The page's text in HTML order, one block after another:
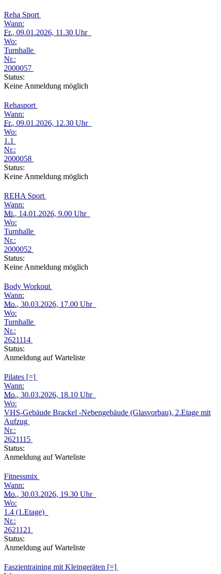
Reha Sport
Wann:
Fr., 09.01.2026, 11.30 Uhr
Wo:
Turnhalle
Nr.:
2000057
Status:
Keine Anmeldung möglich
Rehasport
Wann:
Fr., 09.01.2026, 12.30 Uhr
Wo:
1.1
Nr.:
2000058
Status:
Keine Anmeldung möglich
REHA Sport
Wann:
Mi., 14.01.2026, 9.00 Uhr
Wo:
Turnhalle
Nr.:
2000052
Status:
Keine Anmeldung möglich
Body Workout
Wann:
Mo., 30.03.2026, 17.00 Uhr
Wo:
Turnhalle
Nr.:
2621114
Status:
Anmeldung auf Warteliste
Pilates [=]
Wann:
Mo., 30.03.2026, 18.10 Uhr
Wo:
VHS-Gebäude Brackel -Nebengebäude (Glasvorbau), 2.Etage mit
Aufzug
Nr.:
2621115
Status:
Anmeldung auf Warteliste
Fitnessmix
Wann:
Mo., 30.03.2026, 19.30 Uhr
Wo:
1.4 (1.Etage)
Nr.:
2621121
Status:
Anmeldung auf Warteliste
Faszientraining mit Kleingeräten [=]